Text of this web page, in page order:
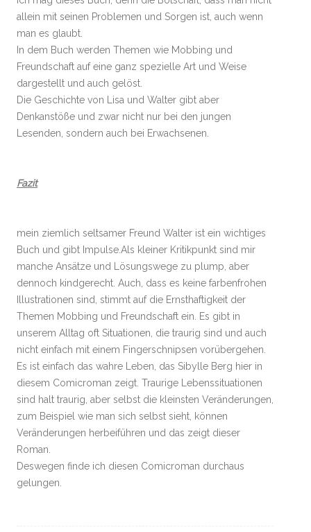
allein mit seinen Problemen und Sorgen ist, auch wenn
man es glaubt.
In dem Buch werden Themen wie Mobbing und
Freundschaft auf eine ganz spezielle Art und Weise
dargestellt und auch gelöst.
Die Geschichte von Lisa und Walter gibt aber
Denkanstöße und zwar nicht nur bei den jungen
Lesenden, sondern auch bei Erwachsenen.
Fazit
mein ziemlich seltsamer Freund Walter ist ein wichtiges
Buch und gibt Impulse.Als kleiner Kritikpunkt sind mir
manche Ansätze und Lösungswege zu plump, aber
dennoch kindgerecht. Auch, dass es keine farbenfrohen
Illustrationen sind, stimmt auf die Ernsthaftigkeit der
Themen Mobbing und Freundschaft ein. Es gibt in
unserem Alltag oft Situationen, die traurig sind und auch
nicht einfach mit einem Fingerschnipsen vorübergehen.
Es ist einfach das wahre Leben, das Sibylle Berg hier in
diesem Comicroman zeigt. Traurige Lebenssituationen
sind halt traurig, aber selbst die kleinsten Veränderungen,
zum Beispiel wie man sich selbst sieht, können
Veränderungen herbeiführen und das zeigt dieser
Roman.
Deswegen finde ich diesen Comicroman durchaus
gelungen.